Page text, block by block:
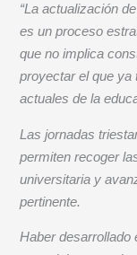
“La actualización
es un proceso
que no implica
proyectar el que ya
actuales de la
Las jornadas
permiten recoger
universitaria y
pertinente.
Haber desarrollado